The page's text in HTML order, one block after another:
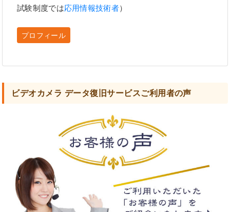
試験制度では応用情報技術者）
プロフィール
ビデオカメラ データ復旧サービスご利用者の声